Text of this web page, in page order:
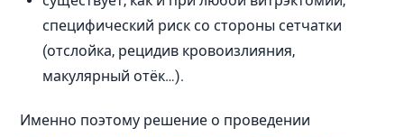
специфический риск со стороны сетчатки
(отслойка, рецидив кровоизлияния,
макулярный отёк…).
Именно поэтому решение о проведении